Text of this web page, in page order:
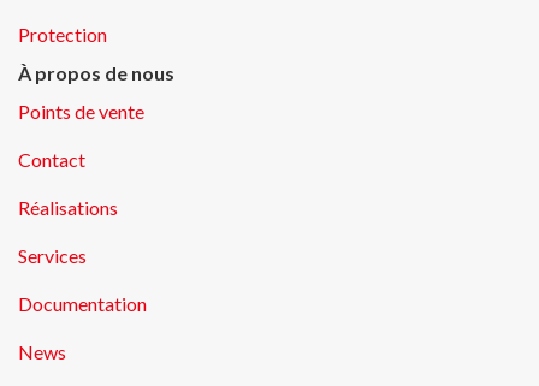
Protection
À propos de nous
Points de vente
Contact
Réalisations
Services
Documentation
News